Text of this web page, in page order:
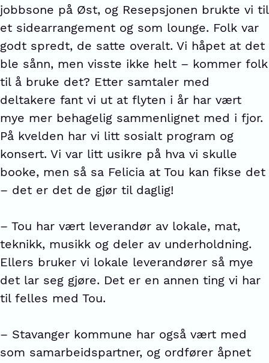
jobbsone på Øst, og Resepsjonen brukte vi til
et sidearrangement og som lounge. Folk var
godt spredt, de satte overalt. Vi håpet at det
ble sånn, men visste ikke helt – kommer folk
til å bruke det? Etter samtaler med
deltakere fant vi ut at flyten i år har vært
mye mer behagelig sammenlignet med i fjor.
På kvelden har vi litt sosialt program og
konsert. Vi var litt usikre på hva vi skulle
booke, men så sa Felicia at Tou kan fikse det
– det er det de gjør til daglig!
– Tou har vært leverandør av lokale, mat,
teknikk, musikk og deler av underholdning.
Ellers bruker vi lokale leverandører så mye
det lar seg gjøre. Det er en annen ting vi har
til felles med Tou.
– Stavanger kommune har også vært med
som samarbeidspartner, og ordfører åpnet